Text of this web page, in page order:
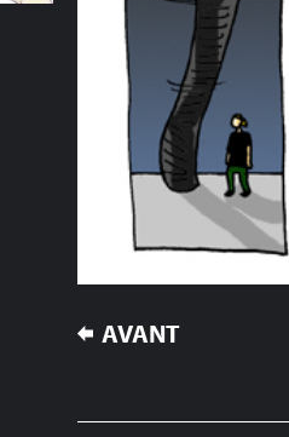
NAVIGATION
AVANT